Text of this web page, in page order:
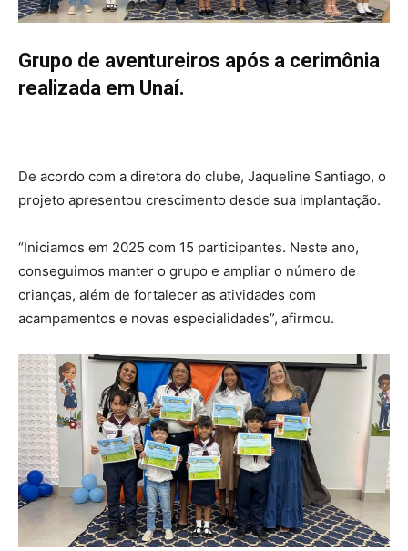
Grupo de aventureiros após a cerimônia
realizada em Unaí.
De acordo com a diretora do clube, Jaqueline Santiago, o
projeto apresentou crescimento desde sua implantação.
“Iniciamos em 2025 com 15 participantes. Neste ano,
conseguimos manter o grupo e ampliar o número de
crianças, além de fortalecer as atividades com
acampamentos e novas especialidades”, afirmou.